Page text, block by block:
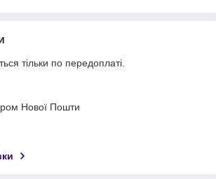
тільки по передоплаті.
Нової Пошти